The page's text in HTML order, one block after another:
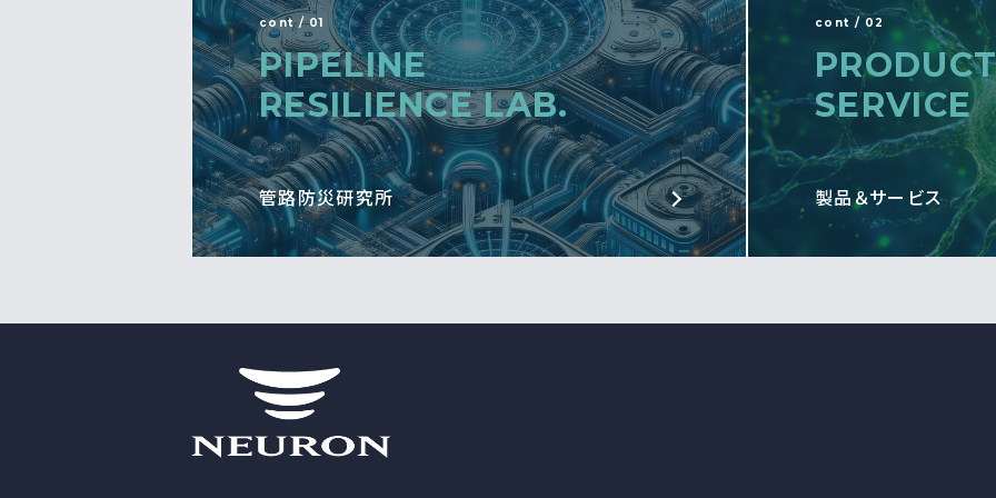
cont / 01
PIPELINE
RESILIENCE LAB.
管路防災研究所
cont / 02
SERVICE
製品＆サービス